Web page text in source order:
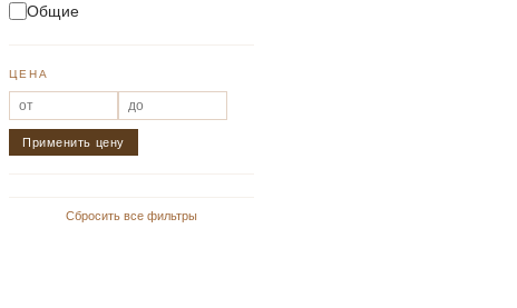
Общие
ЦЕНА
Применить цену
Сбросить все фильтры